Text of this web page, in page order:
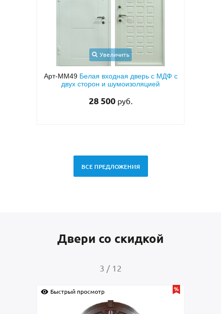
Увеличить
Арт-ММ1570Входная дверь с
металлофиленкой, бугельной ручкой и
RAL 7021
45 000
ВСЕ ПРЕДЛОЖЕНИЯ
Двери со скидкой
4 / 12
Быстрый просмотр